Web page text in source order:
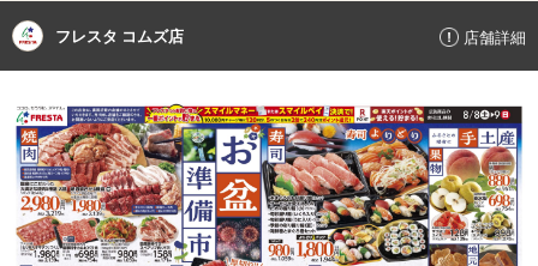
フレスタ コムズ店 店舗詳細